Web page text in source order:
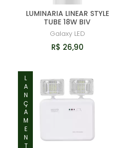
LUMINARIA LINEAR STYLE
TUBE 18W BIV
Galaxy LED
R$ 26,90
LANÇAMENTO